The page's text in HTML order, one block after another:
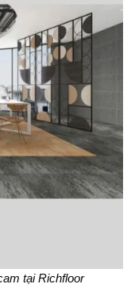
tại Richfloor